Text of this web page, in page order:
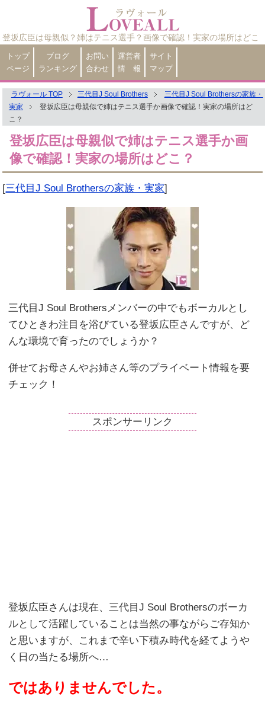
登坂広臣は母親似？姉はテニス選手？画像で確認！実家の場所はどこ
トップ
ページ
ブログ
ランキング
お問い
合わせ
運営者
情 報
サイト
マップ
ラヴォール TOP 三代目J Soul Brothers
三代目J Soul Brothersの家族・
実家
登坂広臣は母親似で姉はテニス選手か画像で確認！実家の場所はど
こ？
登坂広臣は母親似で姉はテニス選手か画
像で確認！実家の場所はどこ？
[三代目J Soul Brothersの家族・実家]
三代目J Soul Brothersメンバーの中でもボーカルとし
てひときわ注目を浴びている登坂広臣さんですが、ど
んな環境で育ったのでしょうか？
併せてお母さんやお姉さん等のプライベート情報を要
チェック！
スポンサーリンク
登坂広臣さんは現在、三代目J Soul Brothersのボーカ
ルとして活躍していることは当然の事ながらご存知か
と思いますが、これまで辛い下積み時代を経てようや
く日の当たる場所へ…
ではありませんでした。